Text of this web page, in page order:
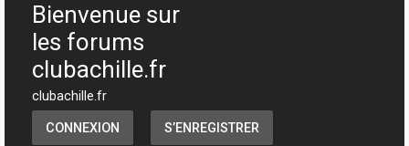
Bienvenue sur
les forums
clubachille.fr
clubachille.fr
CONNEXION S’ENREGISTRER